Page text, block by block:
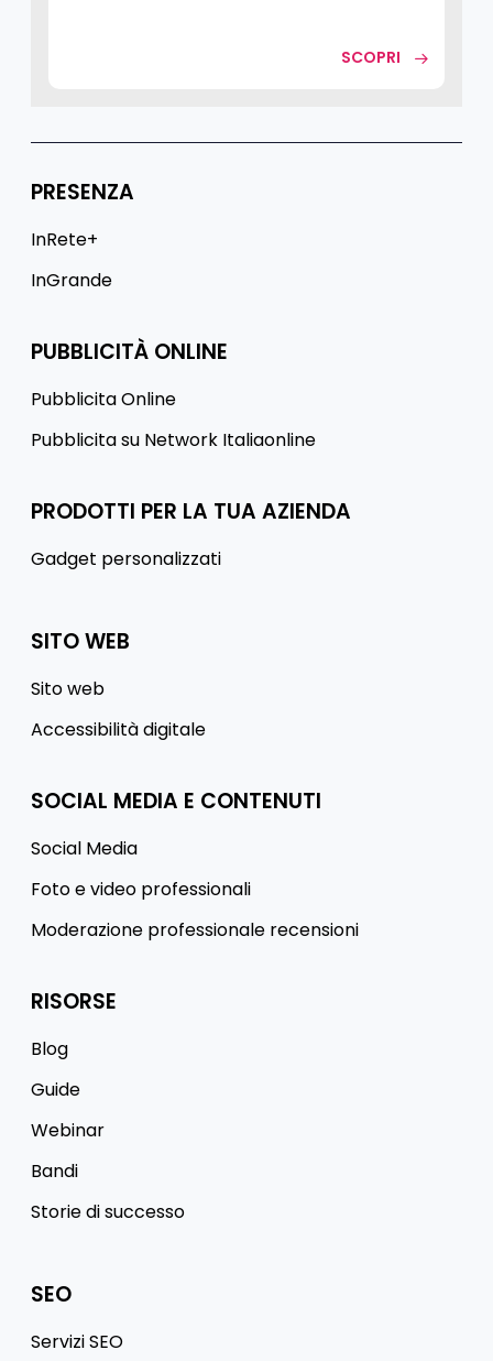
SCOPRI
PRESENZA
InRete+
InGrande
PUBBLICITÀ ONLINE
Pubblicita Online
Pubblicita su Network Italiaonline
PRODOTTI PER LA TUA AZIENDA
Gadget personalizzati
SITO WEB
Sito web
Accessibilità digitale
SOCIAL MEDIA E CONTENUTI
Social Media
Foto e video professionali
Moderazione professionale recensioni
RISORSE
Blog
Guide
Webinar
Bandi
Storie di successo
SEO
Servizi SEO